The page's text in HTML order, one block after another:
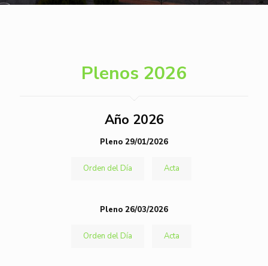
Plenos 2026
Año 2026
Pleno 29/01/2026
Orden del Día Acta
Pleno 26/03/2026
Orden del Día Acta